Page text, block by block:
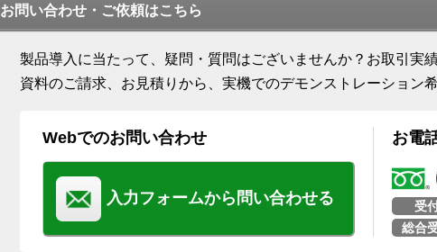
お問い合わせ・ご依頼はこちら
製品導入に当たって、疑問・質問はございませんか？お取引実
資料のご請求、お見積りから、実機でのデモンストレーション
Webでのお問い合わせ
入力フォームから問い合わせる
お電
受
総合